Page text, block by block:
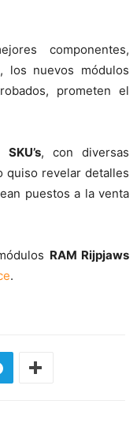
componentes,
los nuevos módulos
prometen el
SKU’s, con diversas
quiso revelar detalles
puestos a la venta
RAM Rijpjaws
.